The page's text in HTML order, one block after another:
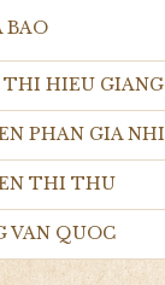
BAO
HIEU GIANG
PHAN GIA NHI
THI THU
VAN QUOC